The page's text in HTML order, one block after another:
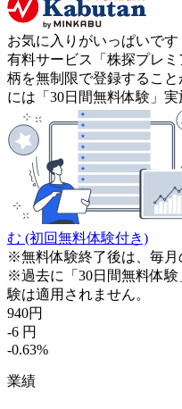
お気に入りがいっぱいです
有料サービス「株探プレ
柄を無制限で登録するこ
には「30日間無料体験」実
む (初回無料体験付き)
※無料体験終了後は、毎月
※過去に「30日間無料体
験は適用されません。
940円
-6 円
-0.63%
業績